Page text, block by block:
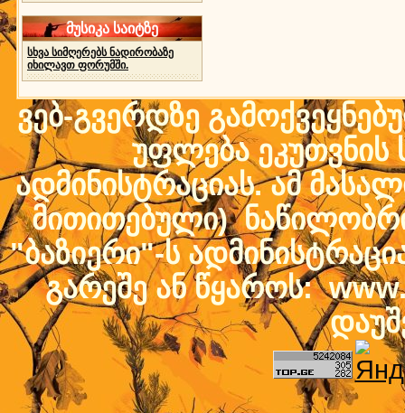
მუსიკა საიტზე
სხვა სიმღერებს ნადირობაზე
იხილავთ ფორუმში.
ვებ-გვერდზე
უფლება ეკუთვნის
ადმინისტრაციას. ამ
მითითებული)
"ბაზიერი"-ს
გარეშე ან წყაროს: